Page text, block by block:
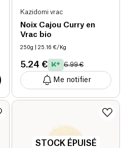
Kazidomi vrac
Noix Cajou Curry en
Vrac bio
250g | 25.16 €/Kg
5.24 € 6.99 €
Me notifier
STOCK ÉPUISÉ